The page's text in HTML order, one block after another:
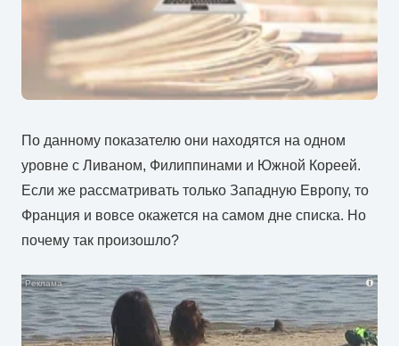
По данному показателю они находятся на одном
уровне с Ливаном, Филиппинами и Южной Кореей.
Если же рассматривать только Западную Европу, то
Франция и вовсе окажется на самом дне списка. Но
почему так произошло?
i